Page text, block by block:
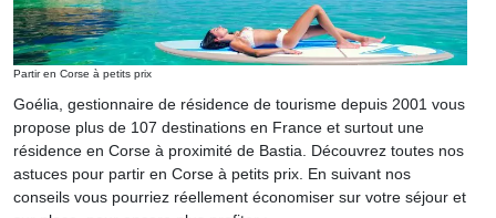
Partir en Corse à petits prix
Goélia, gestionnaire de résidence de tourisme depuis 2001 vous
propose plus de 107 destinations en France et surtout une
résidence en Corse à proximité de Bastia. Découvrez toutes nos
astuces pour partir en Corse à petits prix. En suivant nos
conseils vous pourriez réellement économiser sur votre séjour et